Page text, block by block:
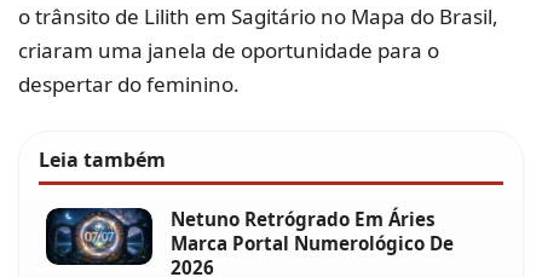
o trânsito de Lilith em Sagitário no Mapa do Brasil,
criaram uma janela de oportunidade para o
despertar do feminino.
Leia também
Netuno Retrógrado Em Áries
Marca Portal Numerológico De
2026